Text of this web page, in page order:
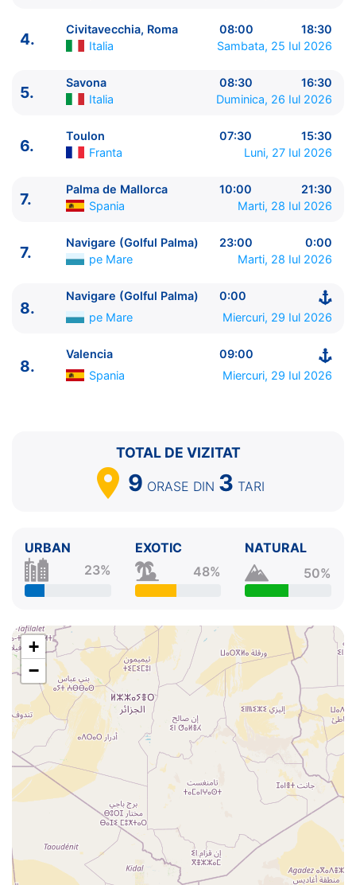
Balearelor) pe Mare 23:30 - 0:00
Navigare (Cel mai intunecat punct din Marea
3.
Olbia, Sardinia
06:30 - 19:00
Navigare (Golful Aranci)
19:15 - 21:00
Civitavecchia, Roma
08:00 - 18:30
5.
Savona Italia
Palma de Mallorca Spania
10:00 - 21:30
7.
Navigare (Golful Palma)
23:00 - 0:00
8.
Valencia Spania 09:00 - ⚓
4.
Civitavecchia, Roma 08:00
18:30
Italia
Sambata, 25 Iul 2026
5.
Savona 08:30
16:30
Italia
Duminica, 26 Iul 2026
6.
Toulon 07:30
15:30
Franta
Luni, 27 Iul 2026
7.
Palma de Mallorca 10:00
21:30
Spania
Marti, 28 Iul 2026
7.
Navigare (Golful Palma) 23:00
0:00
pe Mare
Marti, 28 Iul 2026
8.
Navigare (Golful Palma)
0:00
pe Mare
Miercuri, 29 Iul 2026
8.
Valencia
09:00
Spania
Miercuri, 29 Iul 2026
TOTAL DE VIZITAT
9 ORASE DIN 3 TARI
URBAN
23%
EXOTIC
48%
NATURAL
50%
+
−